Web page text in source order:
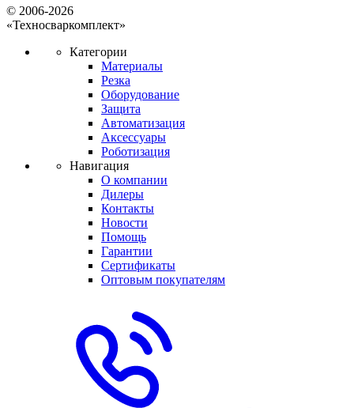
© 2006-2026
«Техносваркомплект»
Категории
Материалы
Резка
Оборудование
Защита
Автоматизация
Аксессуары
Роботизация
Навигация
О компании
Дилеры
Контакты
Новости
Помощь
Гарантии
Сертификаты
Оптовым покупателям